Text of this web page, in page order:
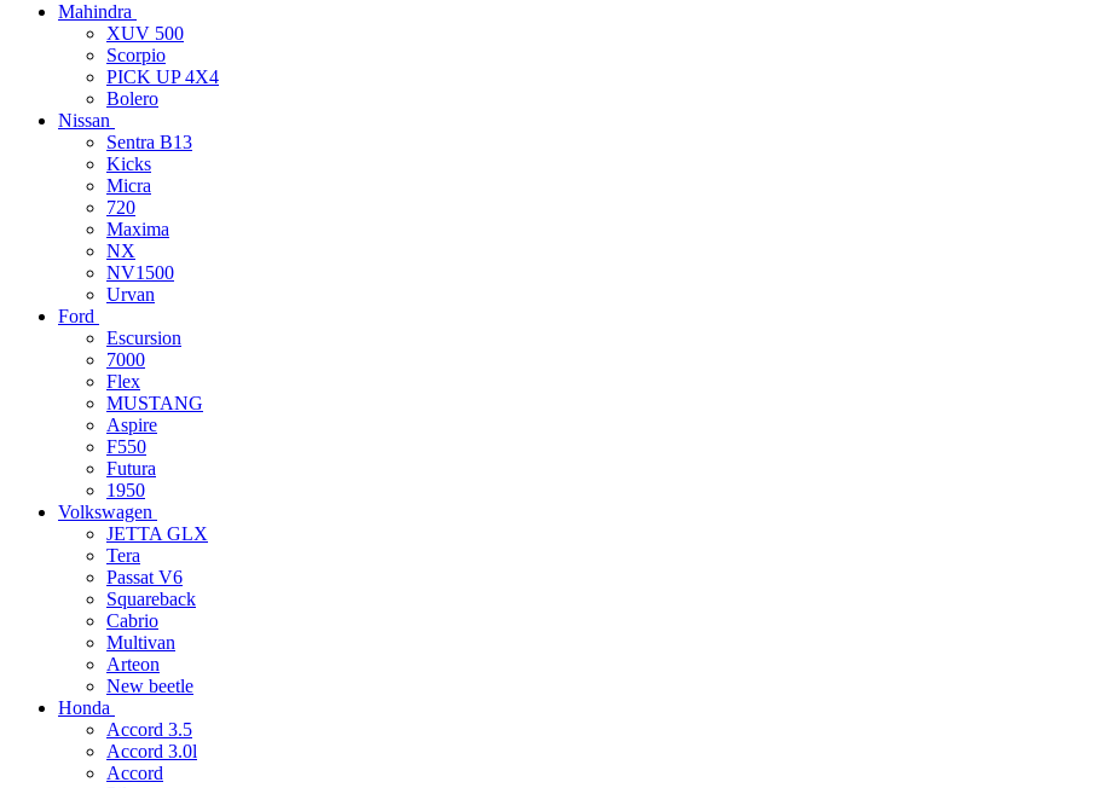
Mahindra
XUV 500
Scorpio
PICK UP 4X4
Bolero
Nissan
Sentra B13
Kicks
Micra
720
Maxima
NX
NV1500
Urvan
Ford
Escursion
7000
Flex
MUSTANG
Aspire
F550
Futura
1950
Volkswagen
JETTA GLX
Tera
Passat V6
Squareback
Cabrio
Multivan
Arteon
New beetle
Honda
Accord 3.5
Accord 3.0l
Accord